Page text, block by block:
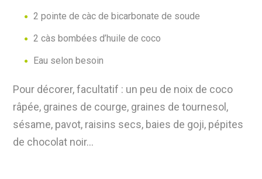
2 pointe de càc de bicarbonate de soude
2 càs bombées d’huile de coco
Eau selon besoin
Pour décorer,facultatif : un peu de noix de coco
râpée, graines de courge, graines detournesol,
sésame, pavot, raisins secs, baies de goji, pépites
de chocolat noir…